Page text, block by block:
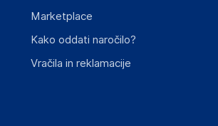
Marketplace
Kako oddati naročilo?
Vračila in reklamacije